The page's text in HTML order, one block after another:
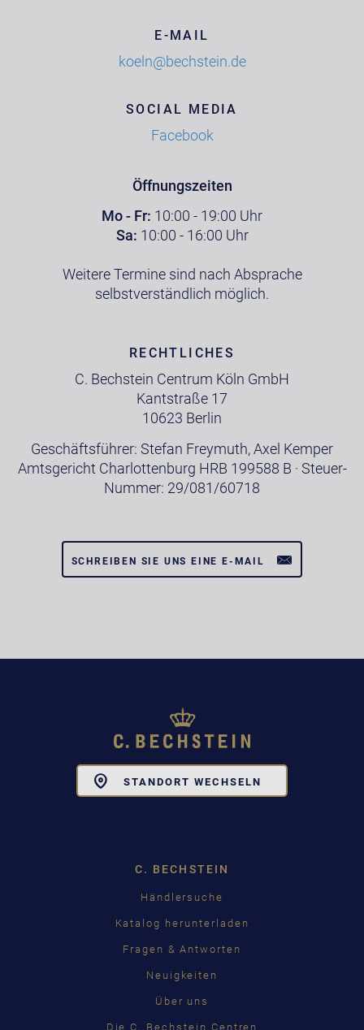
E-MAIL
koeln@bechstein.de
SOCIAL MEDIA
Facebook
Öffnungszeiten
Mo - Fr: 10:00 - 19:00 Uhr
Sa: 10:00 - 16:00 Uhr
Weitere Termine sind nach Absprache
selbstverständlich möglich.
RECHTLICHES
C. Bechstein Centrum Köln GmbH
Kantstraße 17
10623 Berlin
Geschäftsführer: Stefan Freymuth, Axel Kemper
Amtsgericht Charlottenburg HRB 199588 B · Steuer-
Nummer: 29/081/60718
SCHREIBEN SIE UNS EINE E-MAIL
STANDORT WECHSELN
C. BECHSTEIN
Händlersuche
Katalog herunterladen
Fragen & Antworten
Neuigkeiten
Über uns
Die C. Bechstein Centren